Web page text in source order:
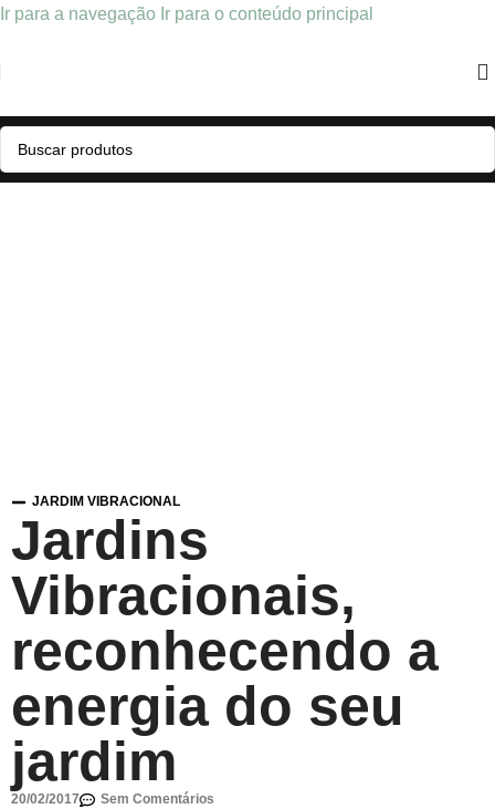
Ir para a navegação Ir para o conteúdo principal
JARDIM VIBRACIONAL
Jardins
Vibracionais,
reconhecendo a
energia do seu
jardim
20/02/2017 Sem Comentários